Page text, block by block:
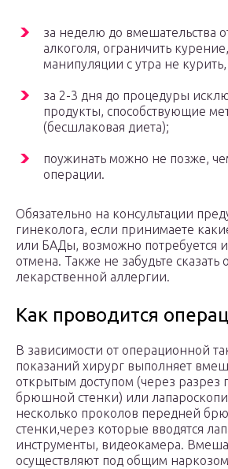
за неделю до вмешательства
алкоголя, ограничить
манипуляции с утра не
за 2-3 дня до процедуры
продукты, способствующие
(бесшлаковая диета);
поужинать можно не позже,
операции.
Обязательно на консультации
гинеколога, если принимаете
или БАДы, возможно потребуется
отмена. Также не забудьте сказать
лекарственной аллергии.
Как проводится
В зависимости от операционной
показаний хирург выполняет
открытым доступом (через разрез
брюшной стенки) или
несколько проколов передней
стенки,через которые вводятся
инструменты, видеокамера.
осуществляют под общим